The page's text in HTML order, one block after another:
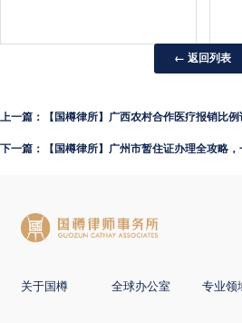
← 返回列表
下一篇：【国樽律所】广州市暂住证办理全攻略
关于国樽 全球办公室 专业领